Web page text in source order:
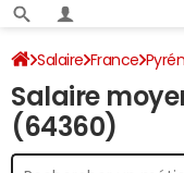
Salaire France
Salaire
(64360)